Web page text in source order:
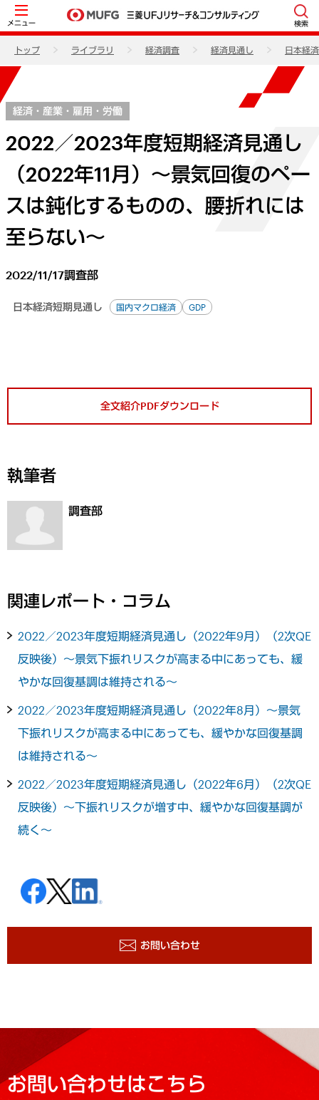
メニュー 検索
トップ ライブラリ 経済調査 経済見通し 日本経
経済・産業・雇用・労働
2022／2023年度短期経済見通し
（2022年11月）～景気回復のペー
スは鈍化するものの、腰折れには
至らない～
2022/11/17調査部
日本経済短期見通し 国内マクロ経済 GDP
全文紹介PDFダウンロード
執筆者
調査部
関連レポート・コラム
2022／2023年度短期経済見通し（2022年9月）（2次QE
反映後）～景気下振れリスクが高まる中にあっても、緩
やかな回復基調は維持される～
2022／2023年度短期経済見通し（2022年8月）～景気
下振れリスクが高まる中にあっても、緩やかな回復基調
は維持される～
2022／2023年度短期経済見通し（2022年6月）（2次QE
反映後）～下振れリスクが増す中、緩やかな回復基調が
続く～
お問い合わせ
お問い合わせはこちら